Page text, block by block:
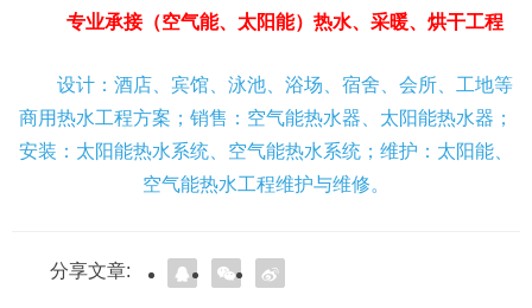
专业承接（空气能、太阳能）热水、采暖、烘干工程
设计：酒店、宾馆、泳池、浴场、宿舍、会所、工地等
商用热水工程方案；销售：空气能热水器、太阳能热水器；
安装：太阳能热水系统、空气能热水系统；维护：太阳能、
空气能热水工程维护与维修。
分享文章: